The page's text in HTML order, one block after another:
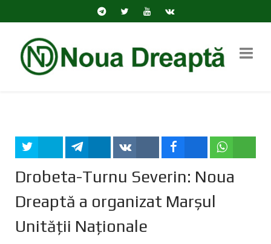
Drobeta-Turnu Severin: Noua
Dreaptă a organizat Marșul
Unității Naționale